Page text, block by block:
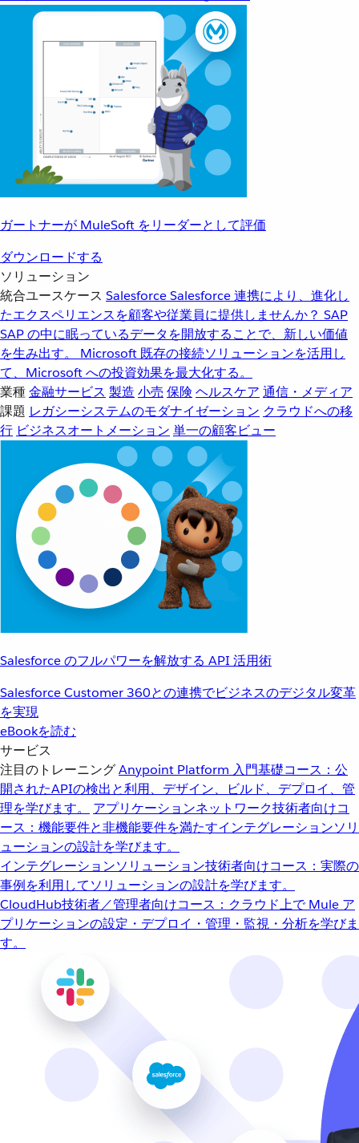
ガートナーが MuleSoft をリーダーとして評価
ダウンロードする
ソリューション
統合ユースケース SalesforceSalesforce 連携により、進化し
たエクスペリエンスを顧客や従業員に提供しませんか？ SAP
SAP の中に眠っているデータを開放することで、新しい価値
を生み出す。
Microsoft 既存の接続ソリューションを活用し
て、Microsoft への投資効果を最大化する。
業種金融サービス 製造 小売 保険 ヘルスケア 通信・メディア
課題 レガシーシステムのモダナイゼーション クラウドへの移
行 ビジネスオートメーション 単一の顧客ビュー
Salesforce のフルパワーを解放する API 活用術
Salesforce Customer 360との連携でビジネスのデジタル変革
を実現
eBookを読む
サービス
注目のトレーニングAnypoint Platform 入門基礎コース：公
開されたAPIの検出と利用、デザイン、ビルド、デプロイ、管
理を学びます。
アプリケーションネットワーク技術者向けコ
ース：機能要件と非機能要件を満たすインテグレーションソリ
ューションの設計を学びます。
インテグレーションソリューション技術者向けコース：実際の
事例を利用してソリューションの設計を学びます。
CloudHub技術者／管理者向けコース：クラウド上で Mule ア
プリケーションの設定・デプロイ・管理・監視・分析を学びま
す。